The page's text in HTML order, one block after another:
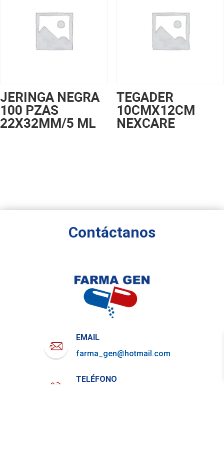
JERINGA NEGRA
100 PZAS
22X32MM/5 ML
TEGADER
10CMX12CM
NEXCARE
Contáctanos
EMAIL
farma_gen@hotmail.com
TELÉFONO